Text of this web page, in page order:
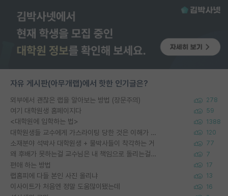
자유 게시판(아무개랩)에서 핫한 인기글은?
외부에서 괜찮은 랩을 알아보는 방법 (장문주의) 278
여기 대학원생 홈페이지다 59
<대학원에 입학하는 법> 1388
대학원생들 교수에게 가스라이팅 당한 것은 이해가 갑니다. 안타깝네요. 120
소재분야 석박사 대학원생 + 물박사들이 착각하는 거 77
왜 후배가 못하는걸 교수님은 내 책임으로 돌리는걸까요? 7
편애 하는 방법 17
랩홈피에 다들 본인 사진 올리냐 13
이사이트가 처음엔 정말 도움많이됐는데 16